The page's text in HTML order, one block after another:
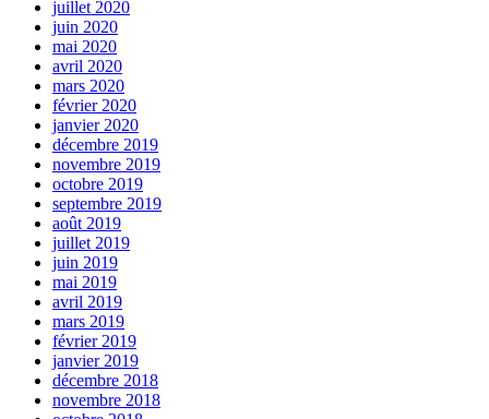
juillet 2020
juin 2020
mai 2020
avril 2020
mars 2020
février 2020
janvier 2020
décembre 2019
novembre 2019
octobre 2019
septembre 2019
août 2019
juillet 2019
juin 2019
mai 2019
avril 2019
mars 2019
février 2019
janvier 2019
décembre 2018
novembre 2018